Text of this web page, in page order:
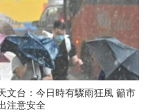
文台：今日時有驟雨狂風 籲市
注意安全